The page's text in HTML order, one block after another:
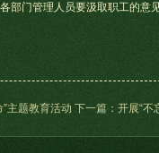
部门管理人员要汲取职工的意
主题教育活动 下一篇：开展“不